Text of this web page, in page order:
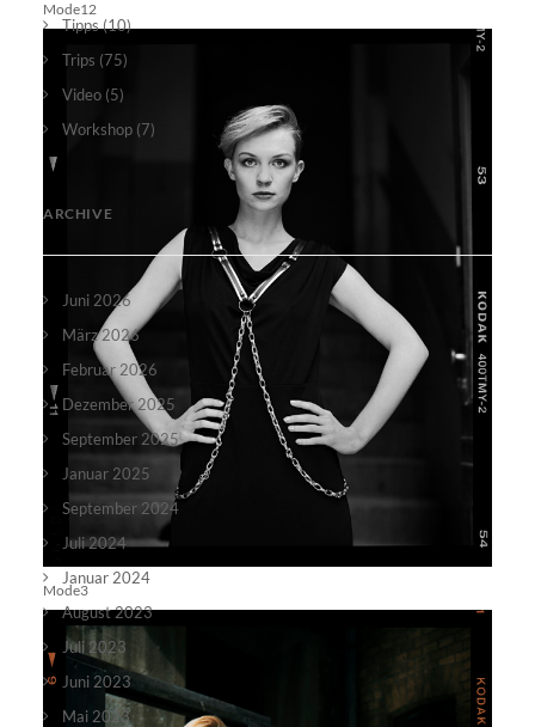
Mode12
Mode3
Tipps(10)
Trips (75)
Video (5)
Workshop (7)
ARCHIVE
Juni 2026
März 2026
Februar 2026
Dezember 2025
September 2025
Januar 2025
September 2024
Juli 2024
Januar 2024
August 2023
Juli 2023
Juni 2023
Mai 2023